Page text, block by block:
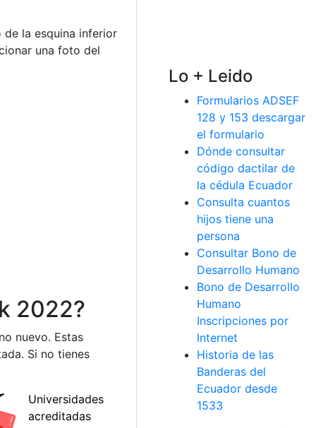
de la esquina inferior
una foto del
2022?
nuevo. Estas
Si no tienes
Lo + Leido
Formularios ADSEF
128 y 153 descargar
el formulario
Dónde consultar
código dactilar de
la cédula Ecuador
Consulta cuantos
hijos tiene una
persona
Consultar Bono de
Desarrollo Humano
Bono de Desarrollo
Humano
Inscripciones por
Internet
Historia de las
Banderas del
Ecuador desde
1533